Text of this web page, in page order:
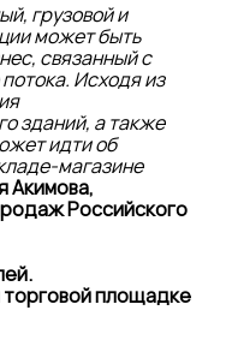
грузовой и
может быть
связанный с
Исходя из
зданий, а также
идти об
магазине
Акимова,
Российского
торговой площадке